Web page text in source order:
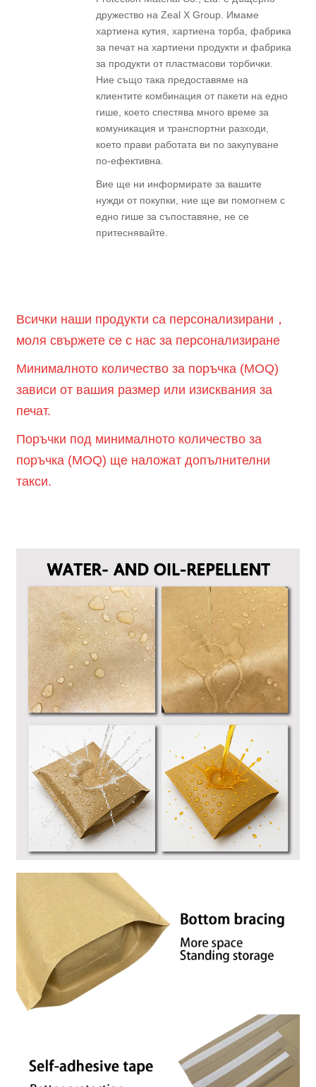
дружество на Zeal X Group. Имаме
хартиена кутия, хартиена торба, фабрика
за печат на хартиени продукти и фабрика
за продукти от пластмасови торбички.
Ние също така предоставяме на
клиентите комбинация от пакети на едно
гише, което спестява много време за
комуникация и транспортни разходи,
което прави работата ви по закупуване
по-ефективна.
Вие ще ни информирате за вашите
нужди от покупки, ние ще ви помогнем с
едно гише за съпоставяне, не се
притеснявайте.
Всички наши продукти са персонализирани，
моля свържете се с нас за персонализиране
Минималното количество за поръчка (MOQ)
зависи от вашия размер или изисквания за
печат.
Поръчки под минималното количество за
поръчка (MOQ) ще наложат допълнителни
такси.